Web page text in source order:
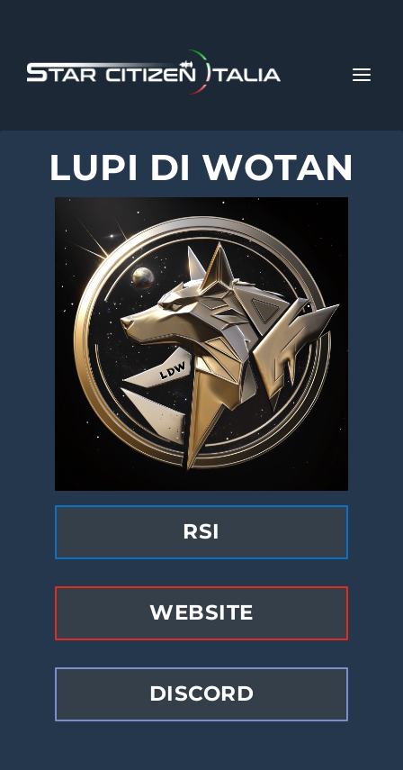
LUPI DI WOTAN
RSI
WEBSITE
DISCORD